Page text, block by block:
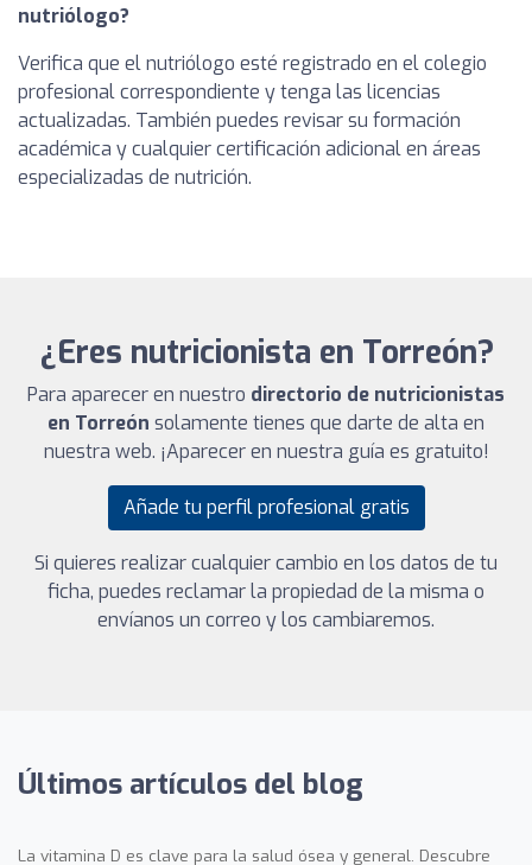
nutriólogo?
Verifica que el nutriólogo esté registrado en el colegio
profesional correspondiente y tenga las licencias
actualizadas. También puedes revisar su formación
académica y cualquier certificación adicional en áreas
especializadas de nutrición.
¿Eres nutricionista en Torreón?
Para aparecer en nuestro directorio de nutricionistas
en Torreón solamente tienes que darte de alta en
nuestra web. ¡Aparecer en nuestra guía es gratuito!
Añade tu perfil profesional gratis
Si quieres realizar cualquier cambio en los datos de tu
ficha, puedes reclamar la propiedad de la misma o
envíanos un correo y los cambiaremos.
Últimos artículos del blog
La vitamina D es clave para la salud ósea y general. Descubre